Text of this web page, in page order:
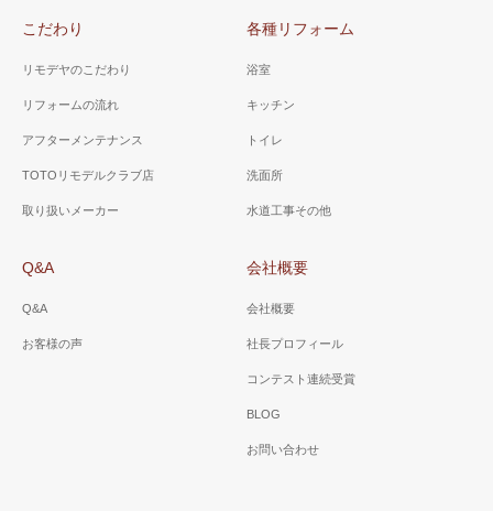
こだわり
リモデヤのこだわり
リフォームの流れ
アフターメンテナンス
TOTOリモデルクラブ店
取り扱いメーカー
各種リフォーム
浴室
キッチン
トイレ
洗面所
水道工事その他
Q&A
Q&A
お客様の声
会社概要
会社概要
社長プロフィール
コンテスト連続受賞
BLOG
お問い合わせ